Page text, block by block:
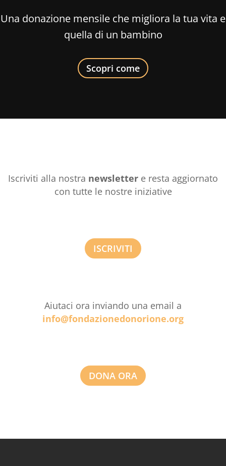
Una donazione mensile che migliora la tua vita e
quella di un bambino
Scopri come
Iscriviti alla nostra newsletter e resta aggiornato
con tutte le nostre iniziative
ISCRIVITI
Aiutaci ora inviando una email a
info@fondazionedonorione.org
DONA ORA